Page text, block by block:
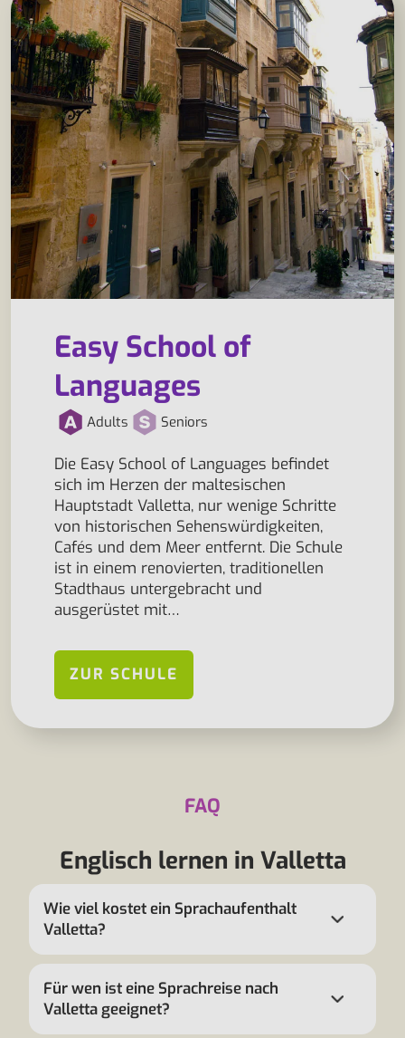
Easy School of
Languages
Adults Seniors
Die Easy School of Languages befindet
sich im Herzen der maltesischen
Hauptstadt Valletta, nur wenige Schritte
von historischen Sehenswürdigkeiten,
Cafés und dem Meer entfernt. Die Schule
ist in einem renovierten, traditionellen
Stadthaus untergebracht und
ausgerüstet mit…
ZUR SCHULE
FAQ
Englisch lernen in Valletta
Wie viel kostet ein Sprachaufenthalt
Valletta?
Für wen ist eine Sprachreise nach
Valletta geeignet?